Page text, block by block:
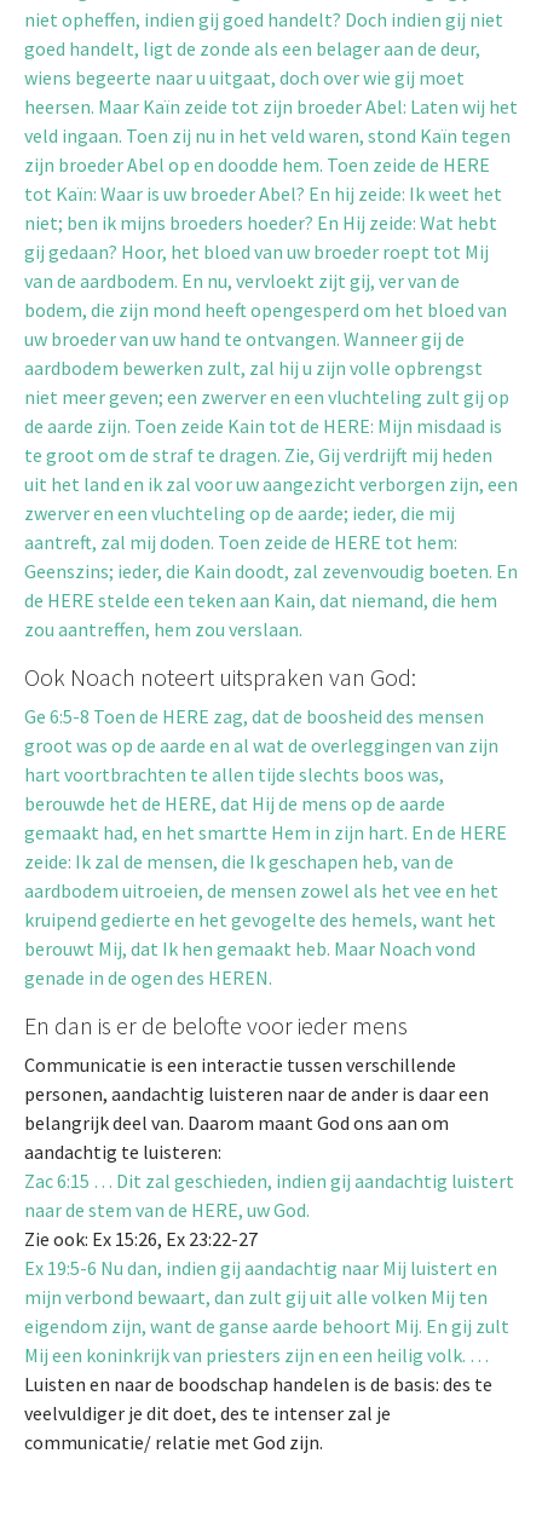
niet opheffen, indien gij goed handelt? Doch indien gij niet
goed handelt, ligt de zonde als een belager aan de deur,
wiens begeerte naar u uitgaat, doch over wie gij moet
heersen. Maar Kaïn zeide tot zijn broeder Abel: Laten wij het
veld ingaan. Toen zij nu in het veld waren, stond Kaïn tegen
zijn broeder Abel op en doodde hem. Toen zeide de HERE
tot Kaïn: Waar is uw broeder Abel? En hij zeide: Ik weet het
niet; ben ik mijns broeders hoeder? En Hij zeide: Wat hebt
gij gedaan? Hoor, het bloed van uw broeder roept tot Mij
van de aardbodem. En nu, vervloekt zijt gij, ver van de
bodem, die zijn mond heeft opengesperd om het bloed van
uw broeder van uw hand te ontvangen. Wanneer gij de
aardbodem bewerken zult, zal hij u zijn volle opbrengst
niet meer geven; een zwerver en een vluchteling zult gij op
de aarde zijn. Toen zeide Kain tot de HERE: Mijn misdaad is
te groot om de straf te dragen. Zie, Gij verdrijft mij heden
uit het land en ik zal voor uw aangezicht verborgen zijn, een
zwerver en een vluchteling op de aarde; ieder, die mij
aantreft, zal mij doden. Toen zeide de HERE tot hem:
Geenszins; ieder, die Kain doodt, zal zevenvoudig boeten. En
de HERE stelde een teken aan Kain, dat niemand, die hem
zou aantreffen, hem zou verslaan.
Ook Noach noteert uitspraken van God:
Ge 6:5-8 Toen de HERE zag, dat de boosheid des mensen
groot was op de aarde en al wat de overleggingen van zijn
hart voortbrachten te allen tijde slechts boos was,
berouwde het de HERE, dat Hij de mens op de aarde
gemaakt had, en het smartte Hem in zijn hart. En de HERE
zeide: Ik zal de mensen, die Ik geschapen heb, van de
aardbodem uitroeien, de mensen zowel als het vee en het
kruipend gedierte en het gevogelte des hemels, want het
berouwt Mij, dat Ik hen gemaakt heb. Maar Noach vond
genade in de ogen des HEREN.
En dan is er de belofte voor ieder mens
Communicatie is een interactie tussen verschillende
personen, aandachtig luisteren naar de ander is daar een
belangrijk deel van. Daarom maant God ons aan om
aandachtig te luisteren:
Zac 6:15 … Dit zal geschieden, indien gij aandachtig luistert
naar de stem van de HERE, uw God.
Zie ook: Ex 15:26, Ex 23:22-27
Ex 19:5-6 Nu dan, indien gij aandachtig naar Mij luistert en
mijn verbond bewaart, dan zult gij uit alle volken Mij ten
eigendom zijn, want de ganse aarde behoort Mij. En gij zult
Mij een koninkrijk van priesters zijn en een heilig volk. …
Luisten en naar de boodschap handelen is de basis: des te
veelvuldiger je dit doet, des te intenser zal je
communicatie/ relatie met God zijn.